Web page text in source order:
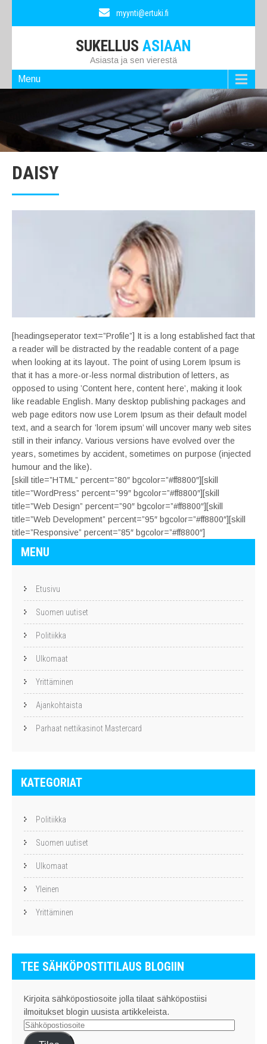
myynti@ertuki.fi
SUKELLUS ASIAAN
Asiasta ja sen vierestä
Menu
DAISY
[headingseperator text=”Profile”] It is a long established fact that
a reader will be distracted by the readable content of a page
when looking at its layout. The point of using Lorem Ipsum is
that it has a more-or-less normal distribution of letters, as
opposed to using ’Content here, content here’, making it look
like readable English. Many desktop publishing packages and
web page editors now use Lorem Ipsum as their default model
text, and a search for ’lorem ipsum’ will uncover many web sites
still in their infancy. Various versions have evolved over the
years, sometimes by accident, sometimes on purpose (injected
humour and the like).
[skill title=”HTML” percent=”80″ bgcolor=”#ff8800″][skill
title=”WordPress” percent=”99″ bgcolor=”#ff8800″][skill
title=”Web Design” percent=”90″ bgcolor=”#ff8800″][skill
title=”Web Development” percent=”95″ bgcolor=”#ff8800″][skill
title=”Responsive” percent=”85″ bgcolor=”#ff8800″]
MENU
Etusivu
Suomen uutiset
Politiikka
Ulkomaat
Yrittäminen
Ajankohtaista
Parhaat nettikasinot Mastercard
KATEGORIAT
Politiikka
Suomen uutiset
Ulkomaat
Yleinen
Yrittäminen
TEE SÄHKÖPOSTITILAUS BLOGIIN
Kirjoita sähköpostiosoite jolla tilaat sähköpostiisi
ilmoitukset blogin uusista artikkeleista.
Sähköpostiosoite